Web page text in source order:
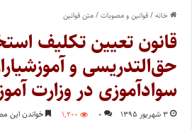
خانه/قوانین و مصوبات/متن قوانین
قانون تعیین تکلیف
حق‌التدریسی و
سوادآموزی در وزارت
۳ شهریور ۱۳۹۵ ۰ ۱,۲۰۰ خواندن این مطلب ۱۴ دقیقه